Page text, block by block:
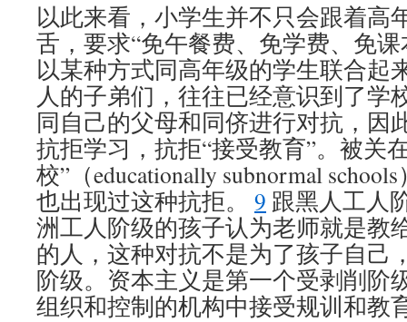
以此来看，小学生并不只会跟着高
舌，要求“免午餐费、免学费、免
以某种方式同高年级的学生联合起
人的子弟们，往往已经意识到了学
同自己的父母和同侪进行对抗，因
抗拒学习，抗拒“接受教育”。被关
校”（educationally subnormal
也出现过这种抗拒。 9 跟黑人工人
洲工人阶级的孩子认为老师就是教
的人，这种对抗不是为了孩子自己
阶级。资本主义是第一个受剥削阶
组织和控制的机构中接受规训和教